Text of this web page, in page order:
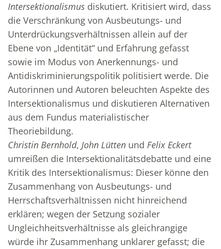
Intersektionalismus diskutiert. Kritisiert wird, dass
die Verschränkung von Ausbeutungs- und
Unterdrückungsverhältnissen allein auf der
Ebene von „Identität“ und Erfahrung gefasst
sowie im Modus von Anerkennungs- und
Antidiskriminierungspolitik politisiert werde. Die
Autorinnen und Autoren beleuchten Aspekte des
Intersektionalismus und diskutieren Alternativen
aus dem Fundus materialistischer
Theoriebildung.
Christin Bernhold, John Lütten und Felix Eckert
umreißen die Intersektionalitätsdebatte und eine
Kritik des Intersektionalismus: Dieser könne den
Zusammenhang von Ausbeutungs- und
Herrschaftsverhältnissen nicht hinreichend
erklären; wegen der Setzung sozialer
Ungleichheitsverhältnisse als gleichrangige
würde ihr Zusammenhang unklarer gefasst; die